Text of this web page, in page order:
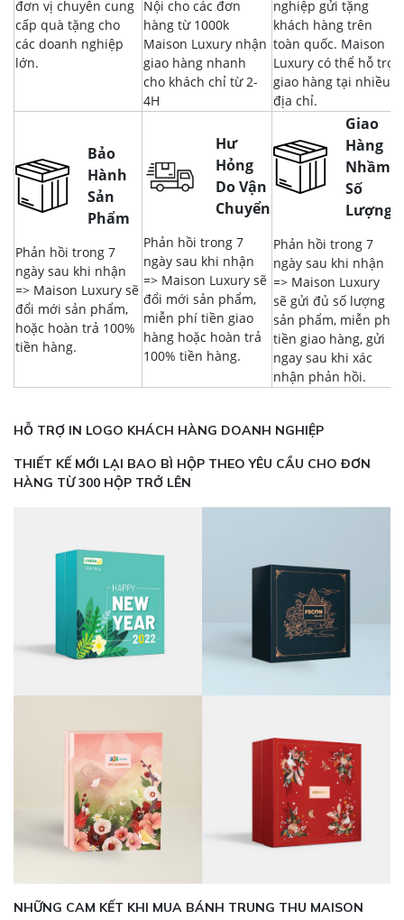
đơn vị chuyên cung
cấp quà tặng cho
các doanh nghiệp
lớn.
Nội cho các đơn
hàng từ 1000k
Maison Luxury nhận
giao hàng nhanh
cho khách chỉ từ 2-
4H
nghiệp gửi tặng
khách hàng trên
toàn quốc. Maison
Luxury có thể hỗ trợ
giao hàng tại nhiều
địa chỉ.
Bảo
Hành
Sản
Phẩm
Phản hồi trong 7
ngày sau khi nhận
=> Maison Luxury sẽ
đổi mới sản phẩm,
hoặc hoàn trả 100%
tiền hàng.
Hư
Hỏng
Do Vận
Chuyển
Phản hồi trong 7
ngày sau khi nhận
=> Maison Luxury sẽ
đổi mới sản phẩm,
miễn phí tiền giao
hàng hoặc hoàn trả
100% tiền hàng.
Giao
Hàng
Nhầm,
Số
Lượng
Phản hồi trong 7
ngày sau khi nhận
=> Maison Luxury
sẽ gửi đủ số lượng
sản phẩm, miễn phí
tiền giao hàng, gửi
ngay sau khi xác
nhận phản hồi.
HỖ TRỢ IN LOGO KHÁCH HÀNG DOANH NGHIỆP
THIẾT KẾ MỚI LẠI BAO BÌ HỘP THEO YÊU CẦU CHO ĐƠN
HÀNG TỪ 300 HỘP TRỞ LÊN
NHỮNG CAM KẾT KHI MUA BÁNH TRUNG THU MAISON